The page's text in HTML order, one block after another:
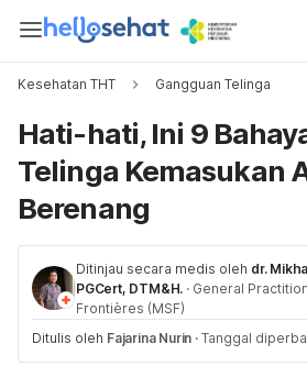
Kesehatan THT Gangguan Telinga
Hati-hati, Ini 9
Telinga Kemasukan
Berenang
Ditinjau secara medis oleh dr.
PGCert, DTM&H. · General
Frontières (MSF)
Ditulis oleh Fajarina Nurin · Tanggal